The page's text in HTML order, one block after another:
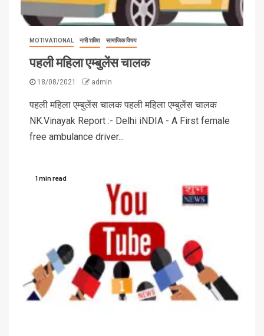
MOTIVATIONAL नारी शक्ति सामाजिक विषय
पहली महिला एम्बुलेंस चालक
18/08/2021 admin
पहली महिला एम्बुलेंस चालक पहली महिला एम्बुलेंस चालक
NK.Vinayak Report :- Delhi iNDIA - A First female
free ambulance driver...
1 min read